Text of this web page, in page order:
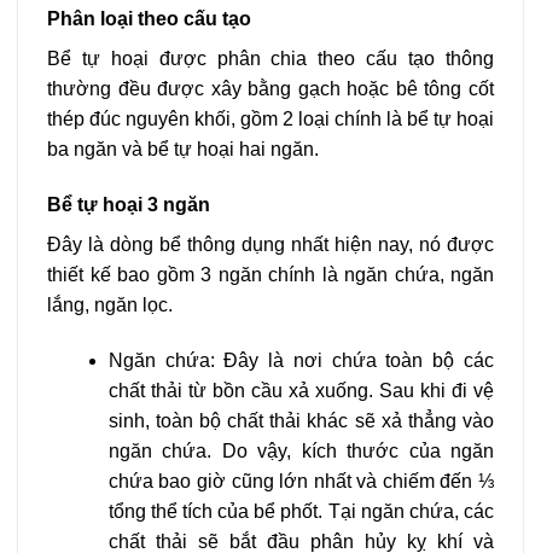
Phân loại theo cấu tạo
Bể tự hoại được phân chia theo cấu tạo thông
thường đều được xây bằng gạch hoặc bê tông cốt
thép đúc nguyên khối, gồm 2 loại chính là bể tự hoại
ba ngăn và bể tự hoại hai ngăn.
Bể tự hoại 3 ngăn
Đây là dòng bể thông dụng nhất hiện nay, nó được
thiết kế bao gồm 3 ngăn chính là ngăn chứa, ngăn
lắng, ngăn lọc.
Ngăn chứa: Đây là nơi chứa toàn bộ các
chất thải từ bồn cầu xả xuống. Sau khi đi vệ
sinh, toàn bộ chất thải khác sẽ xả thẳng vào
ngăn chứa. Do vậy, kích thước của ngăn
chứa bao giờ cũng lớn nhất và chiếm đến ⅓
tổng thể tích của bể phốt. Tại ngăn chứa, các
chất thải sẽ bắt đầu phân hủy kỵ khí và